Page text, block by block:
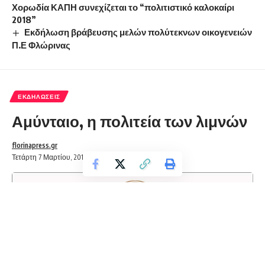
Χορωδία ΚΑΠΗ συνεχίζεται το “πολιτιστικό καλοκαίρι
2018”
Εκδήλωση βράβευσης μελών πολύτεκνων οικογενειών
Π.Ε Φλώρινας
ΕΚΔΗΛΏΣΕΙΣ
Αμύνταιο, η πολιτεία των λιμνών
Τετάρτη 7 Μαρτίου, 2018 21:25
florinapress.gr